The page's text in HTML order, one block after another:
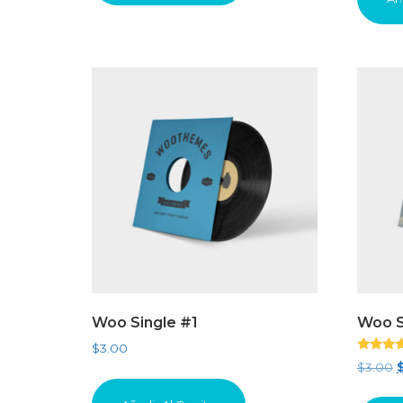
Woo Single #1
$3.00
Woo
Valorado
con
de 5
$3.00